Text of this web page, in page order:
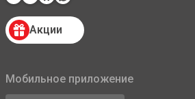
Акции
Мобильное приложение